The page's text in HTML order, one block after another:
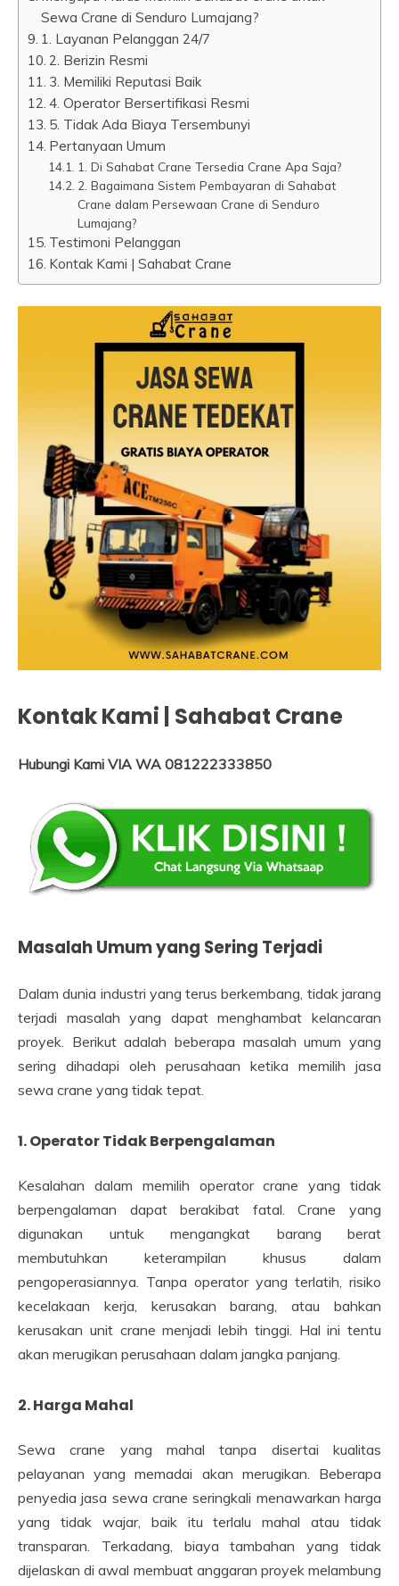
Sewa Crane di Senduro Lumajang?
1. Layanan Pelanggan 24/7
2. Berizin Resmi
3. Memiliki Reputasi Baik
4. Operator Bersertifikasi Resmi
5. Tidak Ada Biaya Tersembunyi
Pertanyaan Umum
1. Di Sahabat Crane Tersedia Crane Apa Saja?
2. Bagaimana Sistem Pembayaran di Sahabat
Crane dalam Persewaan Crane di Senduro
Lumajang?
Testimoni Pelanggan
Kontak Kami | Sahabat Crane
Kontak Kami | Sahabat Crane
Hubungi Kami VIA WA 081222333850
Masalah Umum yang Sering Terjadi
Dalam dunia industri yang terus berkembang, tidak jarang
terjadi masalah yang dapat menghambat kelancaran
proyek. Berikut adalah beberapa masalah umum yang
sering dihadapi oleh perusahaan ketika memilih jasa
sewa crane yang tidak tepat.
1. Operator Tidak Berpengalaman
Kesalahan dalam memilih operator crane yang tidak
berpengalaman dapat berakibat fatal. Crane yang
digunakan untuk mengangkat barang berat
membutuhkan keterampilan khusus dalam
pengoperasiannya. Tanpa operator yang terlatih, risiko
kecelakaan kerja, kerusakan barang, atau bahkan
kerusakan unit crane menjadi lebih tinggi. Hal ini tentu
akan merugikan perusahaan dalam jangka panjang.
2. Harga Mahal
Sewa crane yang mahal tanpa disertai kualitas
pelayanan yang memadai akan merugikan. Beberapa
penyedia jasa sewa crane seringkali menawarkan harga
yang tidak wajar, baik itu terlalu mahal atau tidak
transparan. Terkadang, biaya tambahan yang tidak
dijelaskan di awal membuat anggaran proyek melambung